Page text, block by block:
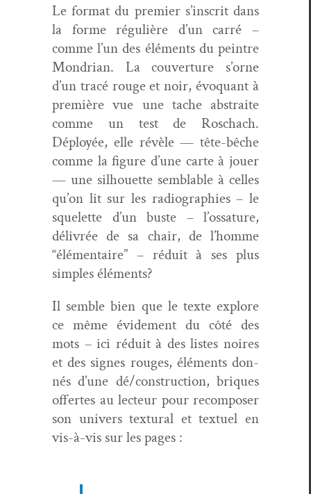
Le for­mat du pre­mier s’in­scrit dans
la forme régulière d’un car­ré –
comme l’un des élé­ments du pein­tre
Mon­dri­an. La cou­ver­ture s’orne
d’un tracé rouge et noir, évo­quant à
pre­mière vue une tache abstraite
comme un test de Roschach.
Déployée, elle révèle — tête-bêche
comme la fig­ure d’une carte à jouer
— une sil­hou­ette sem­blable à celles
qu’on lit sur les radi­ogra­phies – le
squelette d’un buste – l’os­sa­t­ure,
délivrée de sa chair, de l’homme
“élé­men­taire” – réduit à ses plus
sim­ples éléments?
Il sem­ble bien que le texte explore
ce même évide­ment du côté des
mots – ici réduit à des listes noires
et des signes rouges, élé­ments don­
nés d’une dé/construction, briques
offertes au lecteur pour recom­pos­er
son univers tex­tur­al et textuel en
vis-à-vis sur les pages :